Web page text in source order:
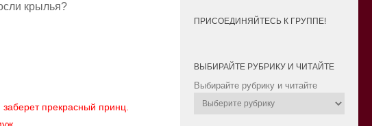
крылья?
прекрасный принц.
ПРИСОЕДИНЯЙТЕСЬ К ГРУППЕ!
ВЫБИРАЙТЕ РУБРИКУ И ЧИТАЙТЕ
Выбирайте рубрику и читайте